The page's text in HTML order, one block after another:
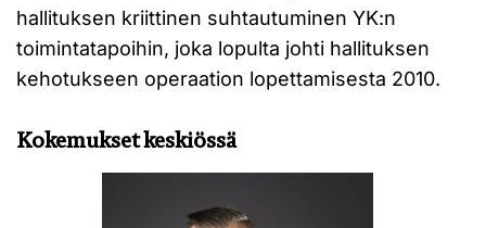
hallituksen kriittinen suhtautuminen YK:n
toimintatapoihin, joka lopulta johti hallituksen
kehotukseen operaation lopettamisesta 2010.
Kokemukset keskiössä